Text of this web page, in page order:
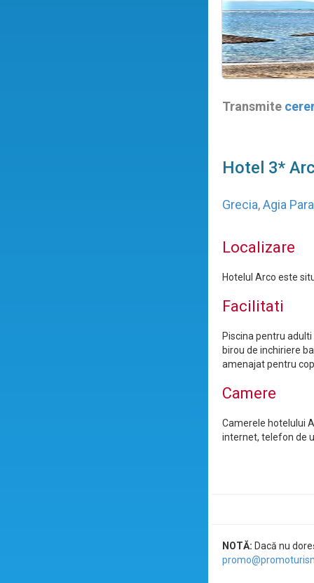
Transmite
Hotel 3*
Grecia,Agia
Localizare
Hotelul Arco este
Facilitati
Piscina pentru
birou de inchiriere
amenajat pentru
Camere
Camerele hotelului
internet, telefon de
NOTĂ: Dacă nu